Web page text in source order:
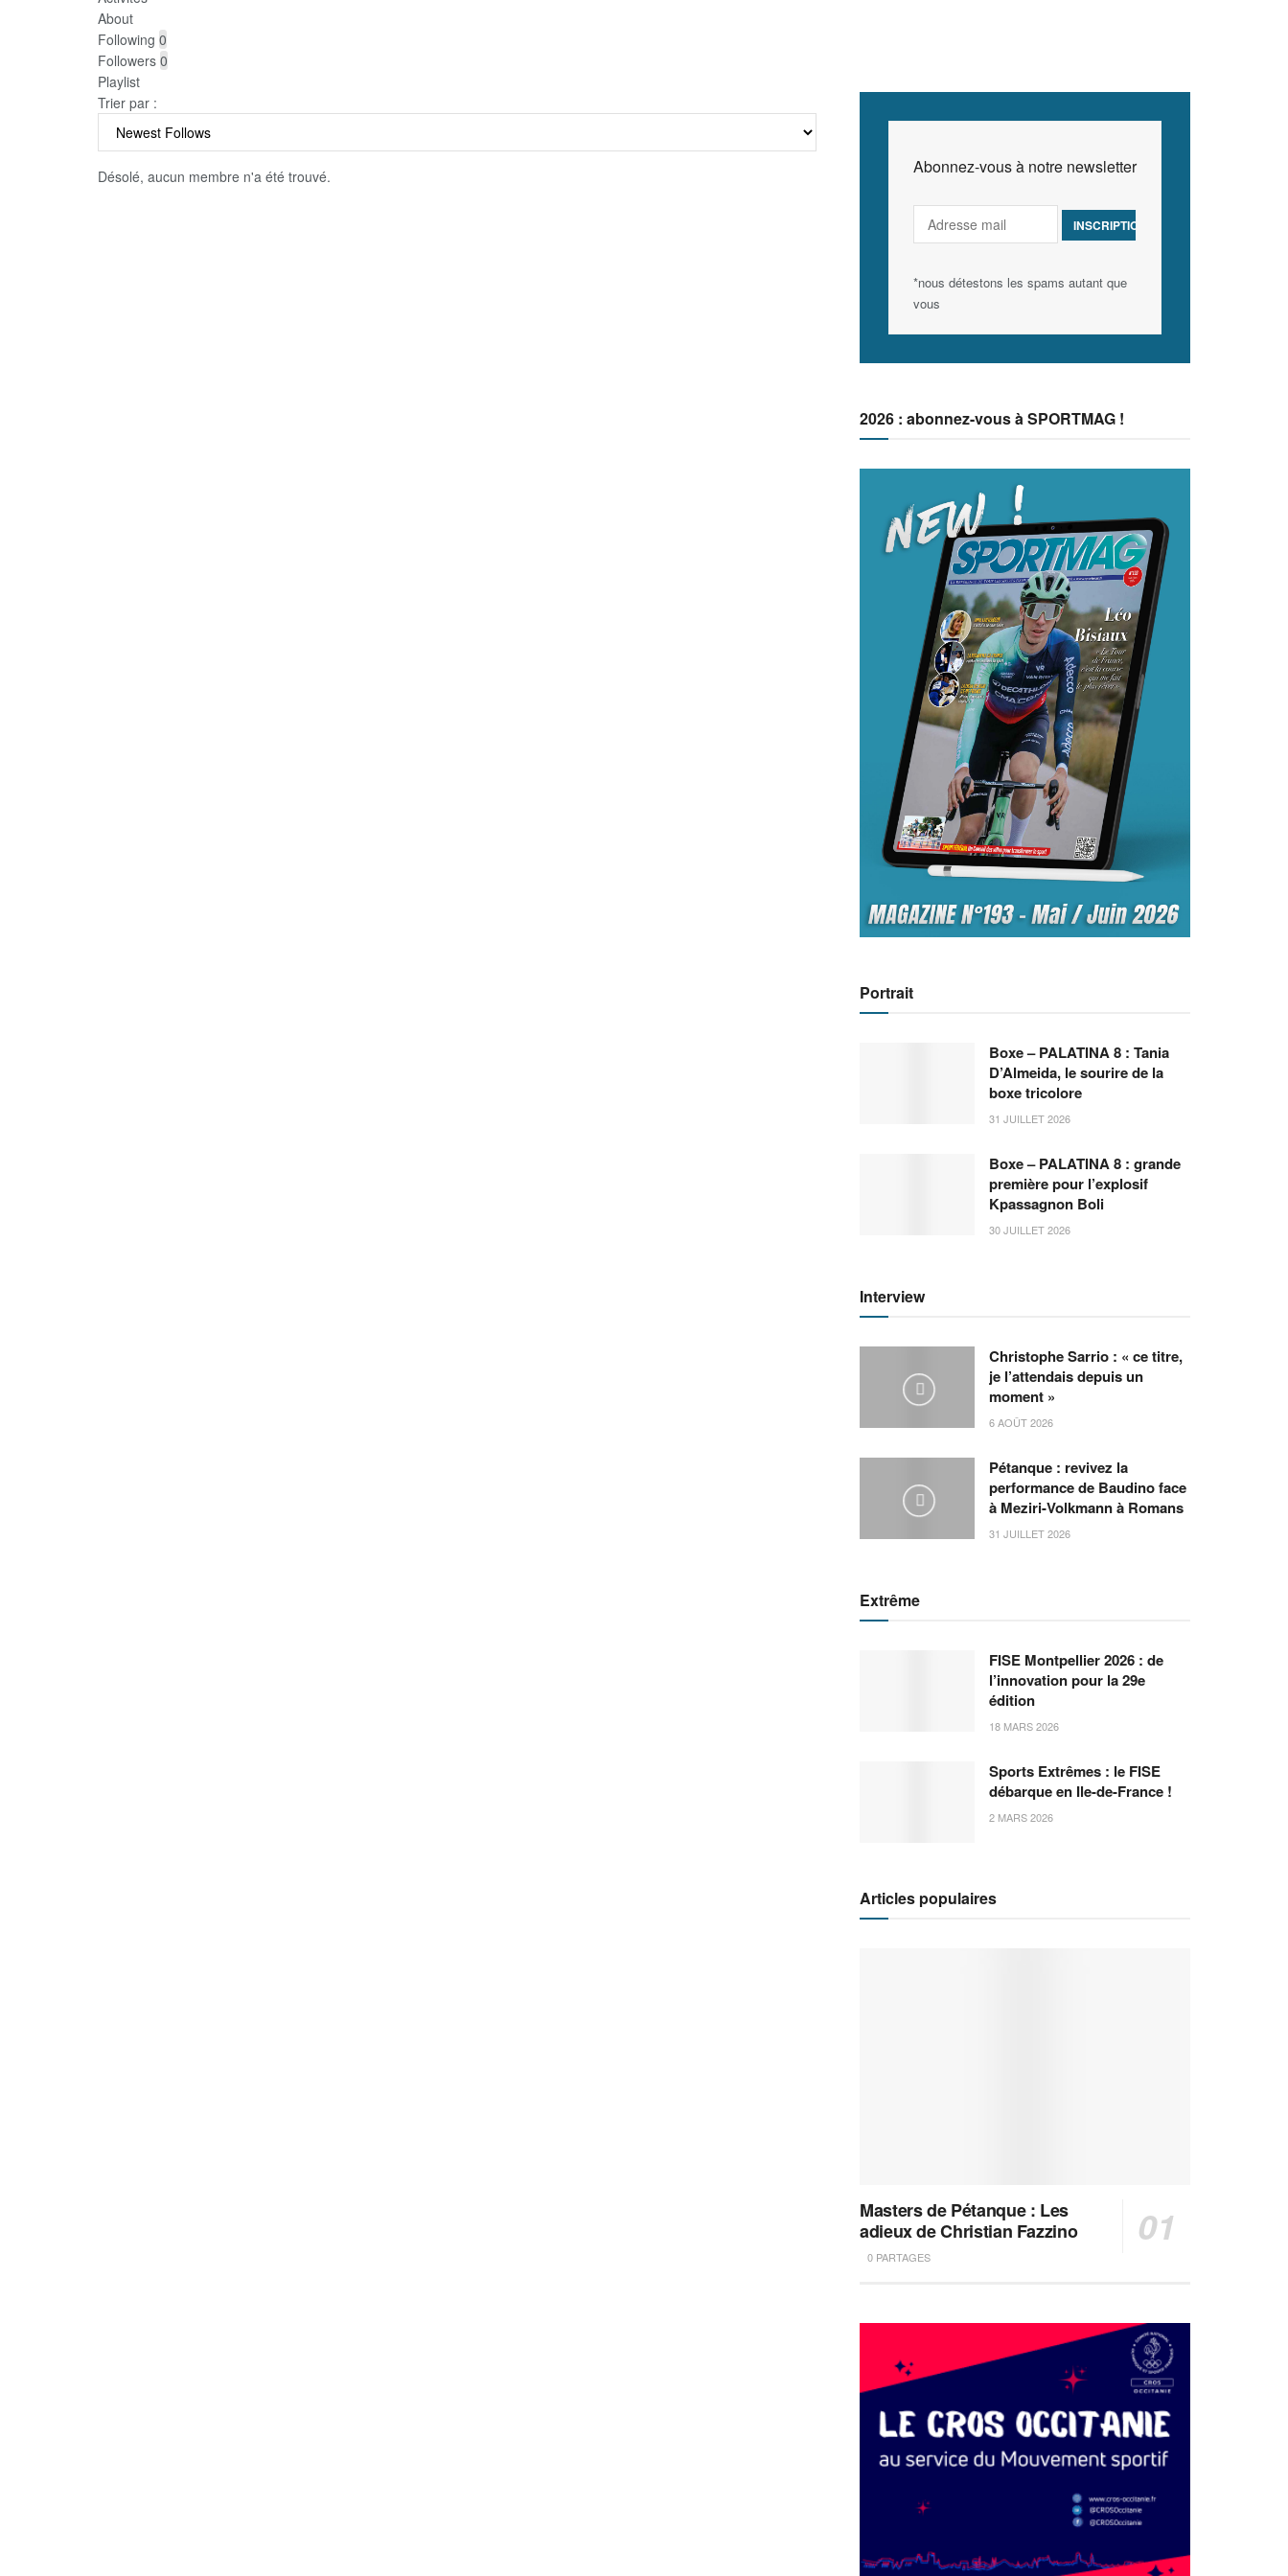
About
Following 0
Followers 0
Playlist
Trier par :
Désolé, aucun membre n'a été trouvé. Abonnez-vous à notre newsletter
*nous détestons les spams autant que
vous
2026 : abonnez-vous à SPORTMAG !
Portrait
Boxe – PALATINA 8 : Tania
D’Almeida, le sourire de la
boxe tricolore
31 JUILLET 2026
Boxe – PALATINA 8 : grande
première pour l’explosif
Kpassagnon Boli
30 JUILLET 2026
Interview
Christophe Sarrio : « ce titre,
je l’attendais depuis un
moment »
6 AOÛT 2026
Pétanque : revivez la
performance de Baudino face
à Meziri-Volkmann à Romans
31 JUILLET 2026
Extrême
FISE Montpellier 2026 : de
l’innovation pour la 29e
édition
18 MARS 2026
Sports Extrêmes : le FISE
débarque en Ile-de-France !
2 MARS 2026
Articles populaires
Masters de Pétanque : Les
adieux de Christian Fazzino
0 PARTAGES